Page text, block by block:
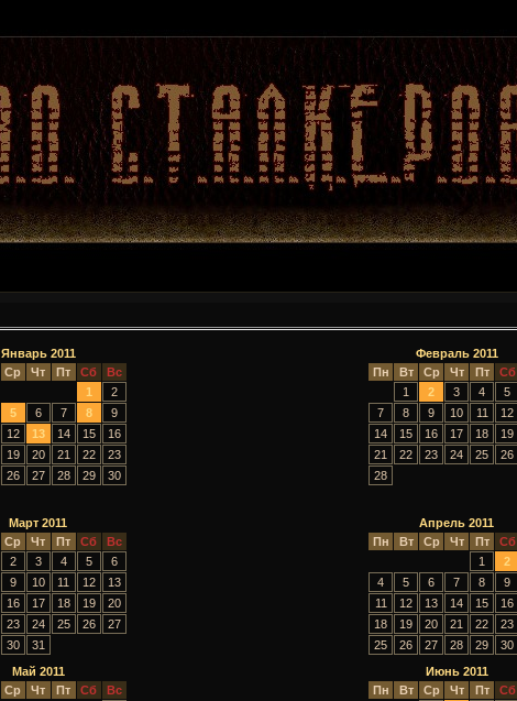
Январь 2011
Ср Чт Пт Сб
Вс
1
2
5 6 7 8
9
12 13 14 15
16
19 20 21 22
23
26 27 28 29
30
Февраль 2011
Пн
Вт Ср Чт Пт Сб
1
2 3 4 5
7
8 9 10 11 12
14
15 16 17 18 19
21
22 23 24 25 26
28
Март 2011
Ср Чт Пт Сб
Вс
2 3 4 5
6
9 10 11 12
13
16 17 18 19
20
23 24 25 26
27
30 31
Апрель 2011
Пн
Вт Ср Чт Пт Сб
1
2
4
5 6 7 8 9
11
12 13 14 15 16
18
19 20 21 22 23
25
26 27 28 29
30
Май 2011
Ср Чт Пт Сб
Вс
Июнь 2011
Пн
Вт Ср Чт Пт Сб